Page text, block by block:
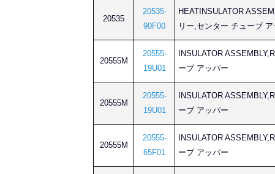
20535
20535-
90F00
HEATINSULATOR
リー,センター チューブ ア
20555M
20555-
19U01
INSULATOR
ーブ アッパー
20555M
20555-
19U01
INSULATOR
ーブ アッパー
20555M
20555-
65F01
INSULATOR
ーブ アッパー